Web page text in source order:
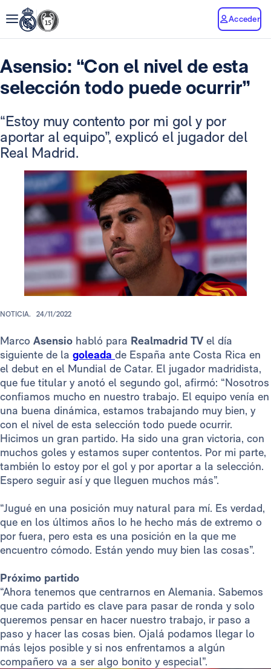
Acceder
Asensio: “Con el nivel de esta
selección todo puede ocurrir”
“Estoy muy contento por mi gol y por
aportar al equipo”, explicó el jugador del
Real Madrid.
NOTICIA. 24/11/2022
Marco Asensio habló para Realmadrid TV el día
siguiente de la goleada de España ante Costa Rica en
el debut en el Mundial de Catar. El jugador madridista,
que fue titular y anotó el segundo gol, afirmó: “Nosotros
confiamos mucho en nuestro trabajo. El equipo venía en
una buena dinámica, estamos trabajando muy bien, y
con el nivel de esta selección todo puede ocurrir.
Hicimos un gran partido. Ha sido una gran victoria, con
muchos goles y estamos super contentos. Por mi parte,
también lo estoy por el gol y por aportar a la selección.
Espero seguir así y que lleguen muchos más”.
“Jugué en una posición muy natural para mí. Es verdad,
que en los últimos años lo he hecho más de extremo o
por fuera, pero esta es una posición en la que me
encuentro cómodo. Están yendo muy bien las cosas”.
Próximo partido
“Ahora tenemos que centrarnos en Alemania. Sabemos
que cada partido es clave para pasar de ronda y solo
queremos pensar en hacer nuestro trabajo, ir paso a
paso y hacer las cosas bien. Ojalá podamos llegar lo
más lejos posible y si nos enfrentamos a algún
compañero va a ser algo bonito y especial”.